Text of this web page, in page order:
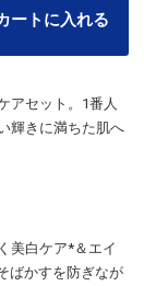
ートに入れる
アセット。1番人
輝きに満ちた肌へ
美白ケア*＆エイ
ばかすを防ぎなが